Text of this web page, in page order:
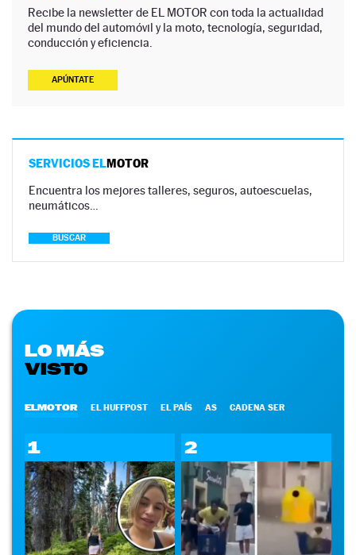
Recibe la newsletter de EL MOTOR con toda la actualidad
del mundo del automóvil y la moto, tecnología, seguridad,
conducción y eficiencia.
APÚNTATE
SERVICIOS ELMOTOR
Encuentra los mejores talleres, seguros, autoescuelas,
neumáticos…
BUSCAR
LO MÁS
VISTO
ELMOTOR EL HUFFPOST EL PAÍS AS CADENA SER
1 2